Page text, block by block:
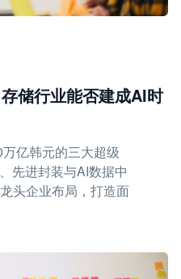
储行业能否建成AI时
亿韩元的三大超级
先进封装与AI数据中
头企业布局，打造面